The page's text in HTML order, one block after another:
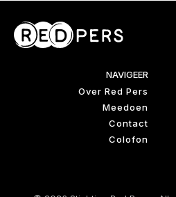
NAVIGEER
Over Red Pers
Meedoen
Contact
Colofon